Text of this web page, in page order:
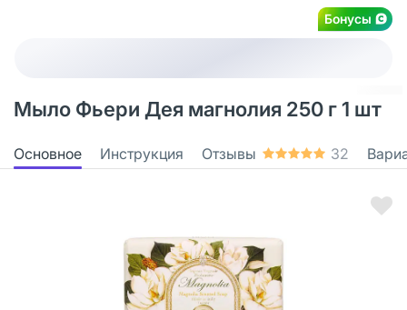
Бонусы
Мыло Фьери Дея магнолия 250 г 1 шт
Основное Инструкция Отзывы 32